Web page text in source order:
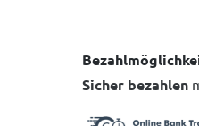
Sicher bezahlen